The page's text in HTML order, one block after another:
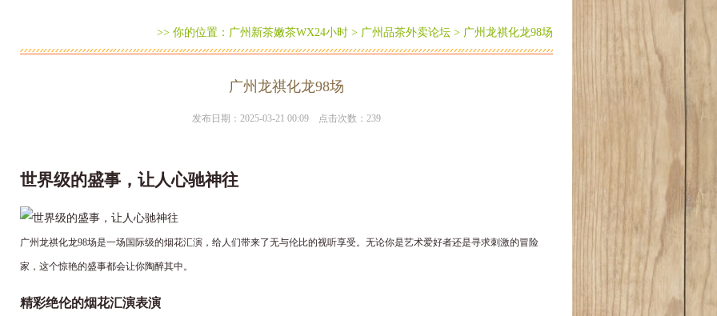
>> 你的位置： 广州新茶嫩茶WX24小时 > 广州品茶外卖论坛 > 广州龙祺化龙98场
广州龙祺化龙98场
发布日期：2025-03-21 00:09 点击次数：239
世界级的盛事，让人心驰神往
广州龙祺化龙98场是一场国际级的烟花汇演，给人们带来了无与伦比的视听享受。无论你是艺术爱好者还是寻求刺激的冒险
家，这个惊艳的盛事都会让你陶醉其中。
精彩绝伦的烟花汇演表演